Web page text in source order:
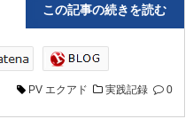
この記事の続きを読
PV エクアド 実践記録 0